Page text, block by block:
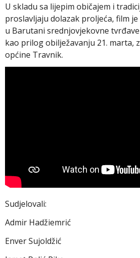
U skladu sa lijepim običajem i
proslavljaju dolazak proljeća, film
u Barutani srednjovjekovne tvrđave
kao prilog obilježavanju 21. marta,
općine Travnik.
Sudjelovali:
Admir Hadžiemrić
Enver Sujoldžić